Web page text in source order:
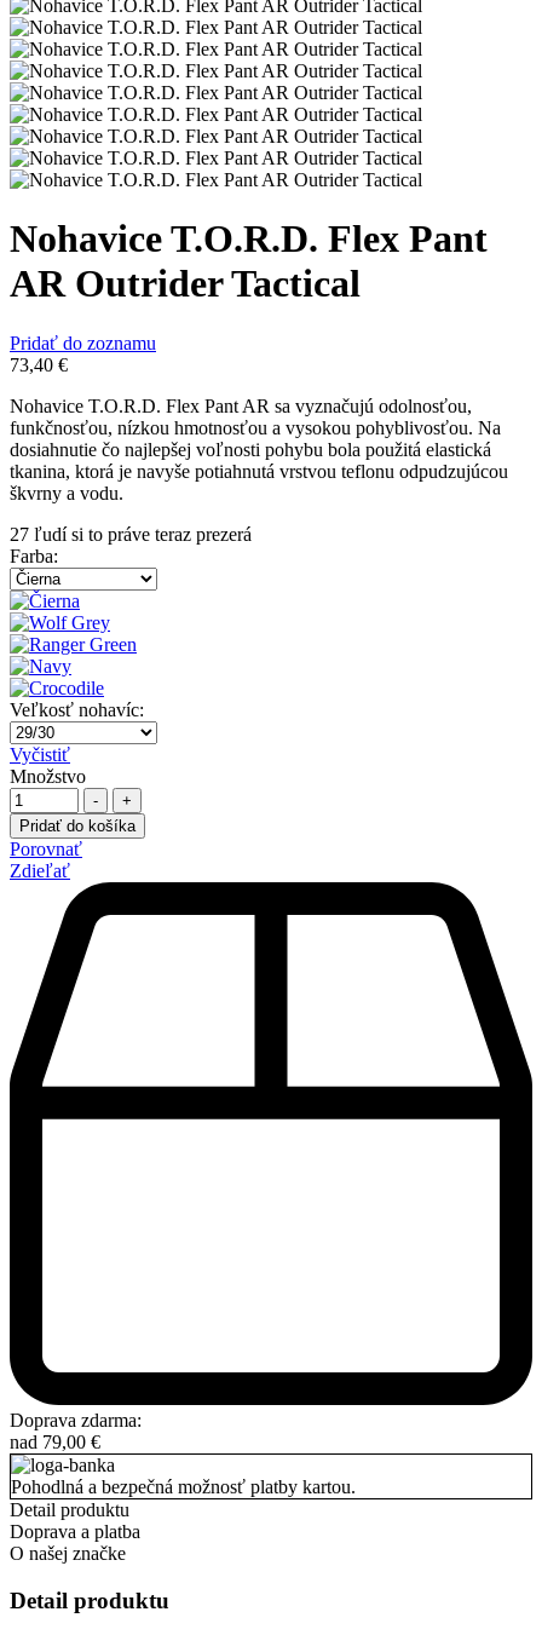
Nohavice T.O.R.D. Flex Pant
AR Outrider Tactical
Pridať do zoznamu
73,40 €
Nohavice T.O.R.D. Flex Pant AR sa vyznačujú odolnosťou,
funkčnosťou, nízkou hmotnosťou a vysokou pohyblivosťou. Na
dosiahnutie čo najlepšej voľnosti pohybu bola použitá elastická
tkanina, ktorá je navyše potiahnutá vrstvou teflonu odpudzujúcou
škvrny a vodu.
27 ľudí si to práve teraz prezerá
Farba:
Veľkosť nohavíc:
Vyčistiť
Množstvo
-
+
Pridať do košíka
Porovnať
Zdieľať
Doprava zdarma:
nad 79,00 €
Pohodlná a bezpečná možnosť platby kartou.
Detail produktu
Doprava a platba
O našej značke
Detail produktu